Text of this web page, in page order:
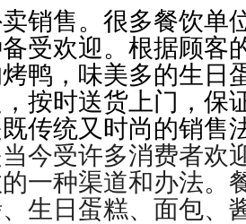
销售。很多餐饮单
受欢迎。根据顾客
鸭，味美多的生日
按时送货上门，保
传统又时尚的销售
当今受许多消费者欢
一种渠道和办法。
生日蛋糕、面包、